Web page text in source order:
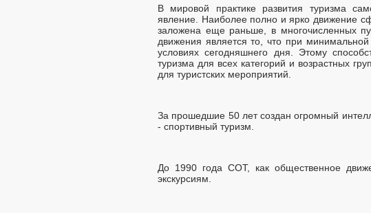
В мировой практике развития туризма
явление. Наиболее полно и ярко движение
заложена еще раньше, в многочисленных
движения является то, что при
условиях сегодняшнего дня. Этому
туризма для всех категорий и возрастных
для туристских мероприятий.
За прошедшие 50 лет создан огромный
- спортивный туризм.
До 1990 года СОТ, как общественное
экскурсиям.